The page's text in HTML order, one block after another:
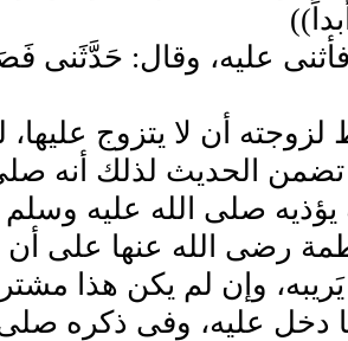
عليه، وقال: حَدَّثَنى
أن لا يتزوج
تضمن الحديث لذلك أنه
يؤذيه صلى الله عليه
رضى الله عنها على أن لا
وإن لم يكن هذا
دخل عليه، وفى ذكره